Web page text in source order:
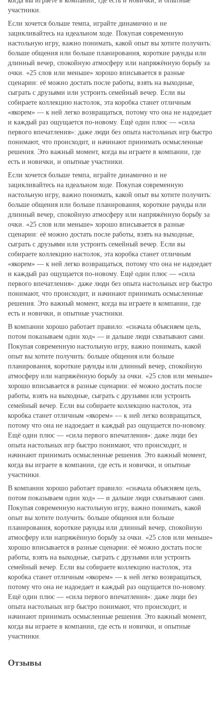
участники.
Если хочется больше темпа, играйте динамично и не
зацикливайтесь на идеальном ходе. Покупая современную
настольную игру, важно понимать, какой опыт вы хотите получить:
больше общения или больше планирования, короткие раунды или
длинный вечер, спокойную атмосферу или напряжённую борьбу за
очки. «25 слов или меньше» хорошо вписывается в разные
сценарии: её можно достать после работы, взять на выходные,
сыграть с друзьями или устроить семейный вечер. Если вы
собираете коллекцию настолок, эта коробка станет отличным
«якорем» — к ней легко возвращаться, потому что она не надоедает
и каждый раз ощущается по‑новому. Ещё один плюс — «сила
первого впечатления»: даже люди без опыта настольных игр быстро
понимают, что происходит, и начинают принимать осмысленные
решения. Это важный момент, когда вы играете в компании, где
есть и новички, и опытные участники.
Если хочется больше темпа, играйте динамично и не
зацикливайтесь на идеальном ходе. Покупая современную
настольную игру, важно понимать, какой опыт вы хотите получить:
больше общения или больше планирования, короткие раунды или
длинный вечер, спокойную атмосферу или напряжённую борьбу за
очки. «25 слов или меньше» хорошо вписывается в разные
сценарии: её можно достать после работы, взять на выходные,
сыграть с друзьями или устроить семейный вечер. Если вы
собираете коллекцию настолок, эта коробка станет отличным
«якорем» — к ней легко возвращаться, потому что она не надоедает
и каждый раз ощущается по‑новому. Ещё один плюс — «сила
первого впечатления»: даже люди без опыта настольных игр быстро
понимают, что происходит, и начинают принимать осмысленные
решения. Это важный момент, когда вы играете в компании, где
есть и новички, и опытные участники.
В компании хорошо работает правило: «сначала объясняем цель,
потом показываем один ход» — и дальше люди схватывают сами.
Покупая современную настольную игру, важно понимать, какой
опыт вы хотите получить: больше общения или больше
планирования, короткие раунды или длинный вечер, спокойную
атмосферу или напряжённую борьбу за очки. «25 слов или меньше»
хорошо вписывается в разные сценарии: её можно достать после
работы, взять на выходные, сыграть с друзьями или устроить
семейный вечер. Если вы собираете коллекцию настолок, эта
коробка станет отличным «якорем» — к ней легко возвращаться,
потому что она не надоедает и каждый раз ощущается по‑новому.
Ещё один плюс — «сила первого впечатления»: даже люди без
опыта настольных игр быстро понимают, что происходит, и
начинают принимать осмысленные решения. Это важный момент,
когда вы играете в компании, где есть и новички, и опытные
участники.
В компании хорошо работает правило: «сначала объясняем цель,
потом показываем один ход» — и дальше люди схватывают сами.
Покупая современную настольную игру, важно понимать, какой
опыт вы хотите получить: больше общения или больше
планирования, короткие раунды или длинный вечер, спокойную
атмосферу или напряжённую борьбу за очки. «25 слов или меньше»
хорошо вписывается в разные сценарии: её можно достать после
работы, взять на выходные, сыграть с друзьями или устроить
семейный вечер. Если вы собираете коллекцию настолок, эта
коробка станет отличным «якорем» — к ней легко возвращаться,
потому что она не надоедает и каждый раз ощущается по‑новому.
Ещё один плюс — «сила первого впечатления»: даже люди без
опыта настольных игр быстро понимают, что происходит, и
начинают принимать осмысленные решения. Это важный момент,
когда вы играете в компании, где есть и новички, и опытные
участники.
Отзывы